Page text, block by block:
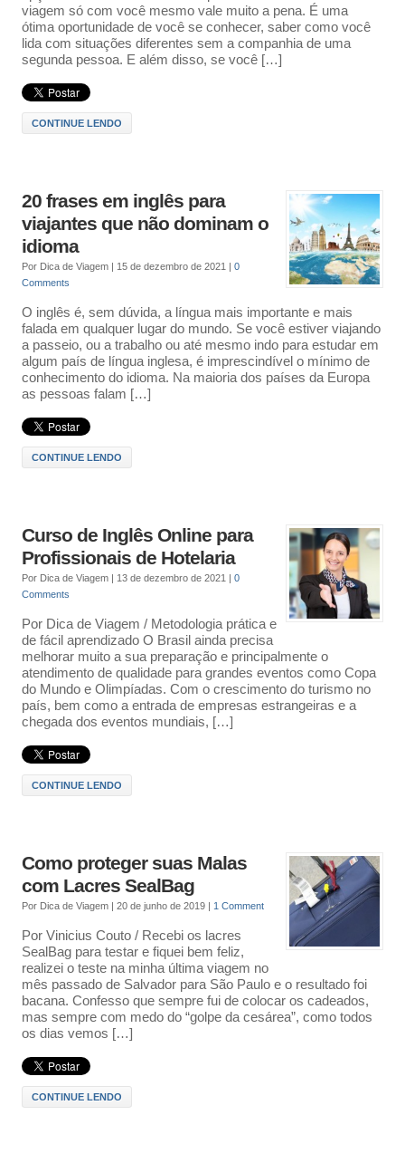
viagem só com você mesmo vale muito a pena. É uma
ótima oportunidade de você se conhecer, saber como você
lida com situações diferentes sem a companhia de uma
segunda pessoa. E além disso, se você […]
CONTINUE LENDO
20 frases em inglês para
viajantes que não dominam o
idioma
Por Dica de Viagem| 15 de dezembro de 2021
0
Comments
O inglês é, sem dúvida, a língua mais importante e mais
falada em qualquer lugar do mundo. Se você estiver viajando
a passeio, ou a trabalho ou até mesmo indo para estudar em
algum país de língua inglesa, é imprescindível o mínimo de
conhecimento do idioma. Na maioria dos países da Europa
as pessoas falam […]
CONTINUE LENDO
Curso de Inglês Online para
Profissionais de Hotelaria
Por Dica de Viagem| 13 de dezembro de 2021
0
Comments
Por Dica de Viagem / Metodologia prática e
de fácil aprendizado O Brasil ainda precisa
melhorar muito a sua preparação e principalmente o
atendimento de qualidade para grandes eventos como Copa
do Mundo e Olimpíadas. Com o crescimento do turismo no
país, bem como a entrada de empresas estrangeiras e a
chegada dos eventos mundiais, […]
CONTINUE LENDO
Como proteger suas Malas
com Lacres SealBag
Por Dica de Viagem| 20 de junho de 2019 1 Comment
Por Vinicius Couto / Recebi os lacres
SealBag para testar e fiquei bem feliz,
realizei o teste na minha última viagem no
mês passado de Salvador para São Paulo e o resultado foi
bacana. Confesso que sempre fui de colocar os cadeados,
mas sempre com medo do “golpe da cesárea”, como todos
os dias vemos […]
CONTINUE LENDO